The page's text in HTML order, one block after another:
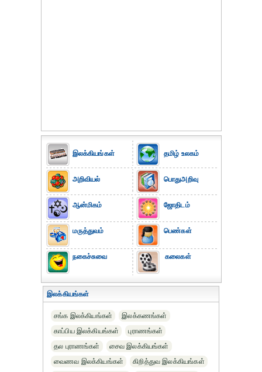
இலக்கியங்கள்
அறிவியல்
ஆன்மிகம்
மருத்துவம்
நகைச்சுவை
தமிழ் உலகம்
பொதுஅறிவு
ஜோதிடம்
பெண்கள்
கலைகள்
இலக்கியங்கள்
சங்க இலக்கியங்கள்
இலக்கணங்கள்
காப்பிய இலக்கியங்கள்
புராணங்கள்
தல புராணங்கள்
சைவ இலக்கியங்கள்
வைணவ இலக்கியங்கள்
கிறித்துவ இலக்கியங்கள்